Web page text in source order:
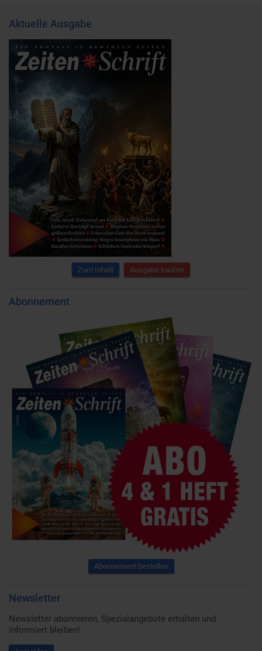
Aktuelle Ausgabe
Zum Inhalt Ausgabe kaufen
Abonnement
Abonnement bestellen
Newsletter
Newsletter abonnieren, Spezialangebote erhalten und
informiert bleiben!